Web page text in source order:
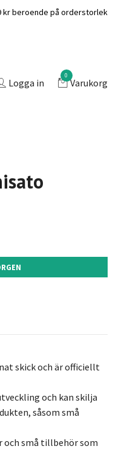
kr beroende på orderstorlek
Logga in
0
Varukorg
skick och är officiellt
och kan skilja
såsom små
och små tillbehör som